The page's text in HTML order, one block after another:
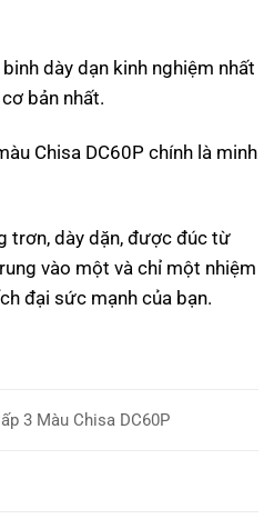
dày dạn kinh nghiệm nhất
bản nhất.
Chisa DC60P chính là minh
trơn, dày dặn, được đúc từ
vào một và chỉ một nhiệm
đại sức mạnh của bạn.
3 Màu Chisa DC60P